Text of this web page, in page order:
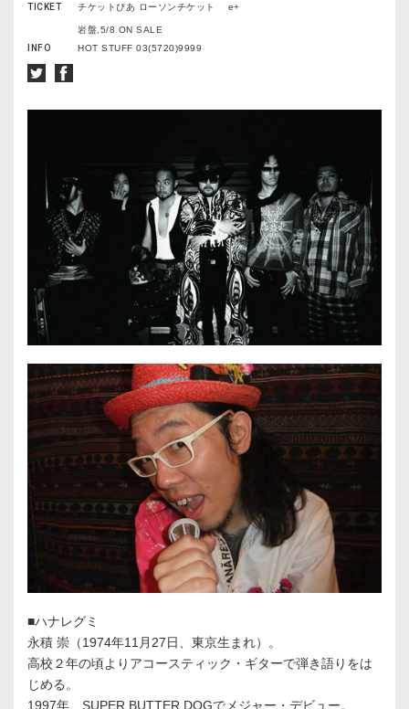
TICKET
チケットぴあ ローソンチケット e+
岩盤,5/8 ON SALE
INFO
HOT STUFF 03(5720)9999
■ハナレグミ
永積 崇（1974年11月27日、東京生まれ）。
高校２年の頃よりアコースティック・ギターで弾き語りをは
じめる。
1997年、SUPER BUTTER DOGでメジャー・デビュー。